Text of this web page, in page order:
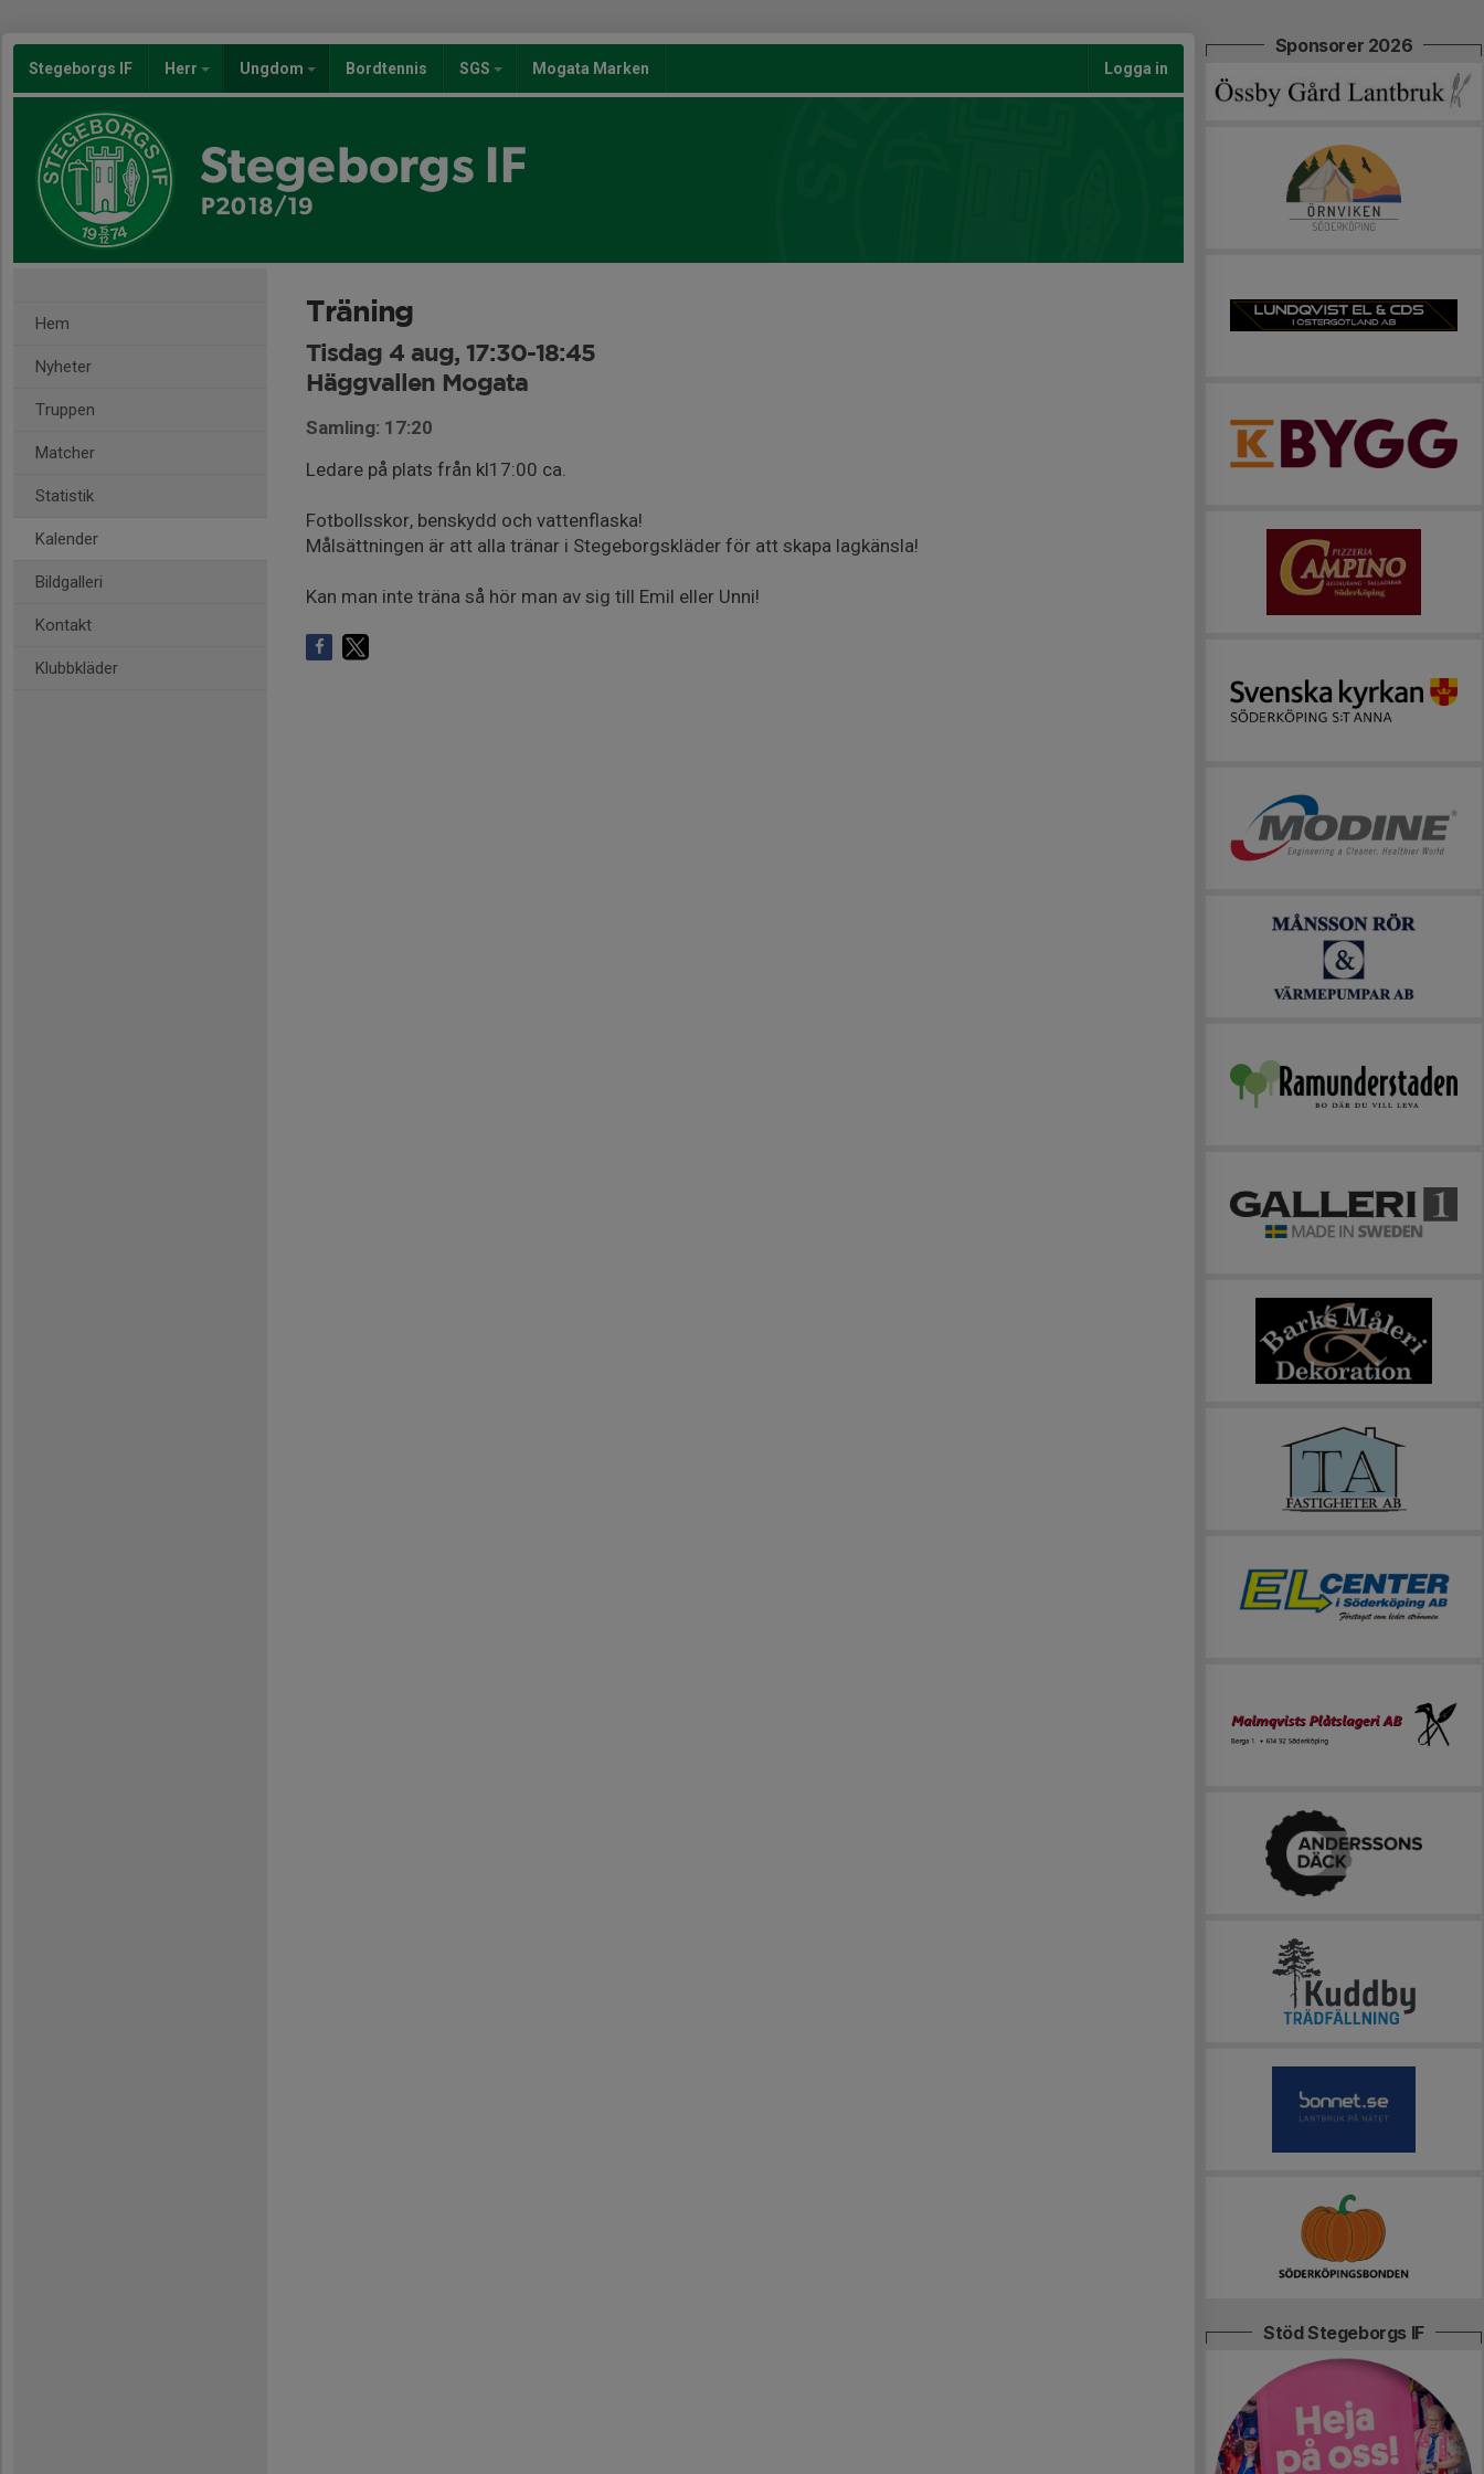
Stegeborgs IF Herr Ungdom Bordtennis SGS Mogata Marken Logga in
Stegeborgs IF
P2018/19
Hem
Nyheter
Truppen
Matcher
Statistik
Kalender
Bildgalleri
Kontakt
Klubbkläder
Träning
Tisdag 4 aug, 17:30-18:45
Häggvallen Mogata
Samling: 17:20
Ledare på plats från kl17:00 ca.
Fotbollsskor, benskydd och vattenflaska!
Målsättningen är att alla tränar i Stegeborgskläder för att skapa lagkänsla!
Kan man inte träna så hör man av sig till Emil eller Unni!
Sponsorer 2026
Stöd Stegeborgs IF